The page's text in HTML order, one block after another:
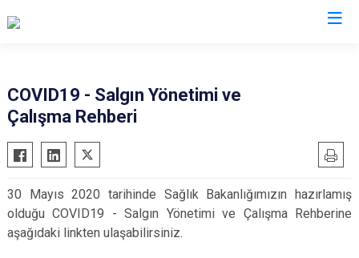
COVID19 - Salgın Yönetimi ve
Çalışma Rehberi
30 Mayıs 2020 tarihinde Sağlık Bakanlığımızın hazırlamış
olduğu COVID19 - Salgın Yönetimi ve Çalışma Rehberine
aşağıdaki linkten ulaşabilirsiniz.